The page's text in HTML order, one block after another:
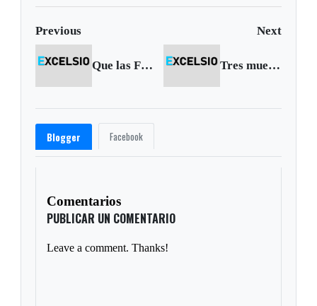
Previous Next
Que las Farc cumplan su palabra y liberen a los secuestrados’: Presidente Santos Tres muertos dejan accidentes de tránsito en Boyacá
Blogger Facebook
Comentarios
PUBLICAR UN COMENTARIO
Leave a comment. Thanks!